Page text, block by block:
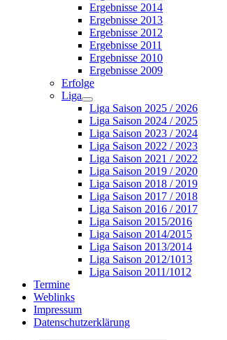
Ergebnisse 2014
Ergebnisse 2013
Ergebnisse 2012
Ergebnisse 2011
Ergebnisse 2010
Ergebnisse 2009
Erfolge
Liga
Liga Saison 2025 / 2026
Liga Saison 2024 / 2025
Liga Saison 2023 / 2024
Liga Saison 2022 / 2023
Liga Saison 2021 / 2022
Liga Saison 2019 / 2020
Liga Saison 2018 / 2019
Liga Saison 2017 / 2018
Liga Saison 2016 / 2017
Liga Saison 2015/2016
Liga Saison 2014/2015
Liga Saison 2013/2014
Liga Saison 2012/1013
Liga Saison 2011/1012
Termine
Weblinks
Impressum
Datenschutzerklärung